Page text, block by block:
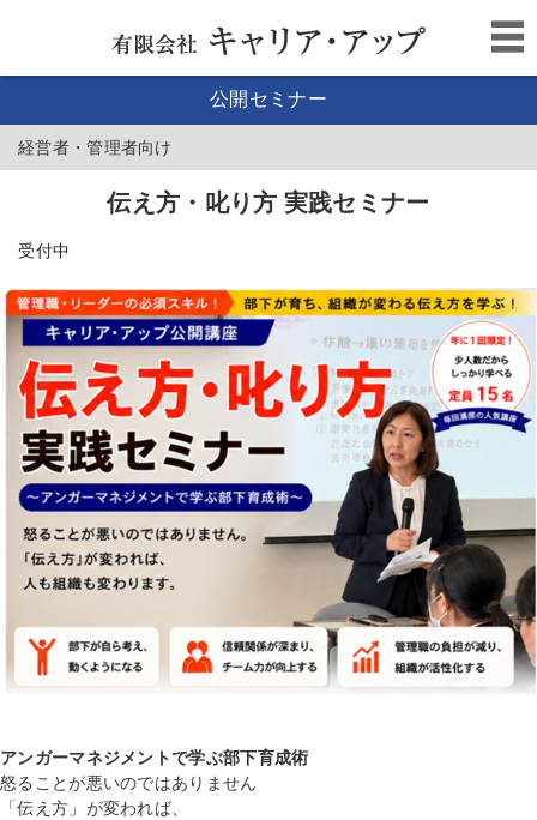
公開セミナー
経営者・管理者向け
伝え方・叱り方 実践セミナー
受付中
アンガーマネジメントで学ぶ部下育成術
怒ることが悪いのではありません
「伝え方」が変われば、